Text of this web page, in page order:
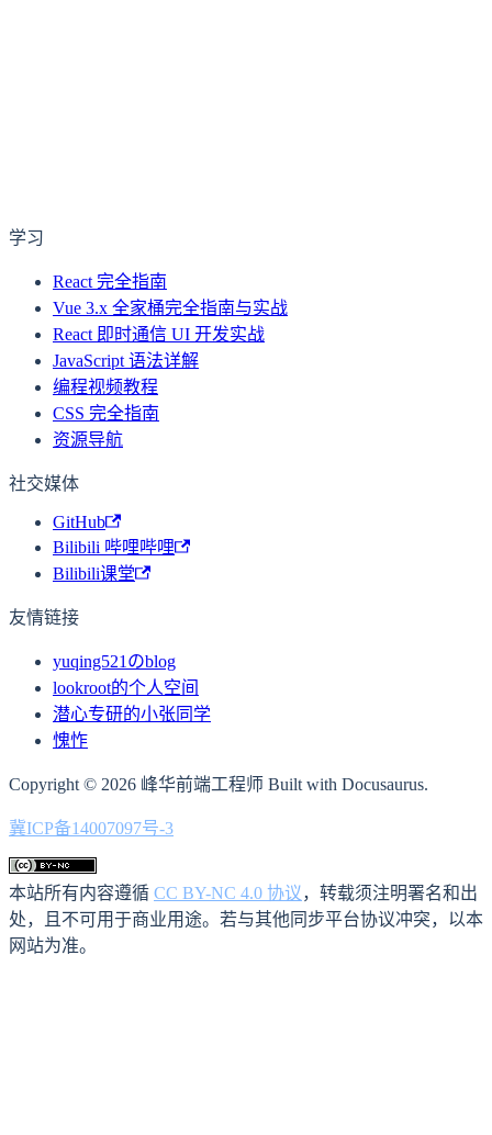
学习
React 完全指南
Vue 3.x 全家桶完全指南与实战
React 即时通信 UI 开发实战
JavaScript 语法详解
编程视频教程
CSS 完全指南
资源导航
社交媒体
GitHub
Bilibili 哔哩哔哩
Bilibili课堂
友情链接
yuqing521のblog
lookroot的个人空间
潜心专研的小张同学
愧怍
Copyright © 2026 峰华前端工程师 Built with Docusaurus.
冀ICP备14007097号-3
本站所有内容遵循 CC BY-NC 4.0 协议，转载须注明署名和出
处，且不可用于商业用途。若与其他同步平台协议冲突，以本
网站为准。